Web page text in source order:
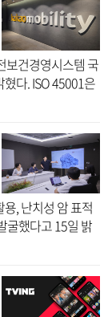
보건경영시스템 국
혔다. ISO 45001은
시스템 표준이다.
, 난치성 암 표적
굴했다고 15일 밝
는 단백질인